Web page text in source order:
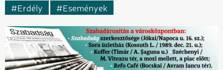
Erdély
Események